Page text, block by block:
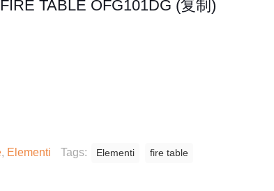
TABLE OFG101DG (复制)
, Elementi Tags: Elementi fire table